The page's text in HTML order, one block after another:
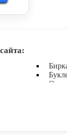
печати по оттиску